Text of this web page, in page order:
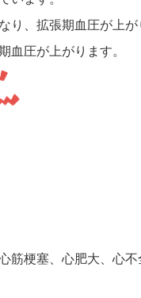
、拡張期血圧が上
血圧が上がります。
梗塞、心肥大、心